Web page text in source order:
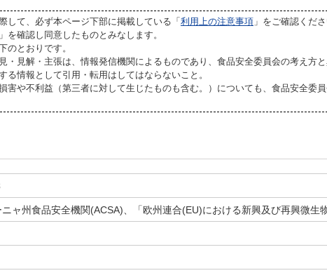
して、必ず本ページ下部に掲載している「 利用上の注意事項 」をご確認くださ
確認し同意したものとみなします。
のとおりです。
・見解・主張は、情報発信機関によるものであり、食品安全委員会の考え方と
る情報として引用・転用はしてはならないこと。
害や不利益（第三者に対して生じたものも含む。）についても、食品安全委
ャ州食品安全機関(ACSA)、「欧州連合(EU)における新興及び再興微生